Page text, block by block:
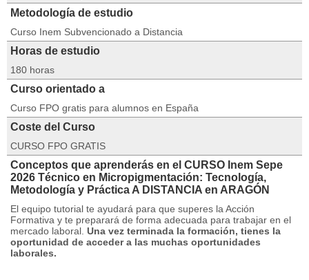
Metodología de estudio
Curso Inem Subvencionado a Distancia
Horas de estudio
180 horas
Curso orientado a
Curso FPO gratis para alumnos en España
Coste del Curso
CURSO FPO GRATIS
Conceptos que aprenderás en el CURSO Inem Sepe
2026 Técnico en Micropigmentación: Tecnología,
Metodología y Práctica A DISTANCIA en ARAGÓN
El equipo tutorial te ayudará para que superes la Acción
Formativa y te preparará de forma adecuada para trabajar en el
mercado laboral. Una vez terminada la formación, tienes la
oportunidad de acceder a las muchas oportunidades
laborales.